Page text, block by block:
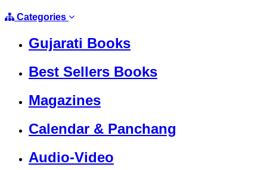
Categories
Gujarati Books
Best Sellers Books
Magazines
Calendar & Panchang
Audio-Video